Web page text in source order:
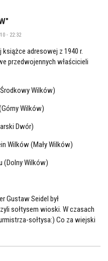
- 22:32
książce adresowej z 1940 r.
przedwojennych właścicieli
Wilków)
Wilków)
Dwór)
Wilków (Mały Wilków)
(Dolny Wilków)
Gustaw Seidel był
sołtysem wioski. W czasach
sołtysa:) Co za wiejski